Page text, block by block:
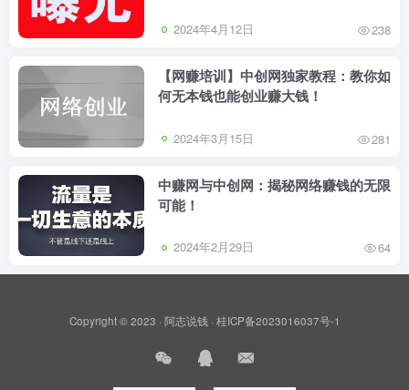
2024年4月12日 238
【网赚培训】中创网独家教程：教你如
何无本钱也能创业赚大钱！
2024年3月15日 281
中赚网与中创网：揭秘网络赚钱的无限
可能！
2024年2月29日 64
Copyright © 2023 · 阿志说钱· 桂ICP备2023016037号-1